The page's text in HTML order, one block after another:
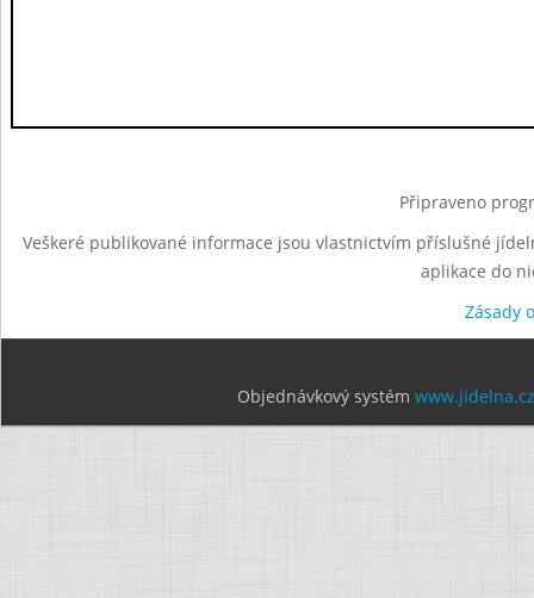
Připraveno
Veškeré publikované informace jsou vlastnictvím příslušné
aplikace do
Zásady
Objednávkový systém www.jidelna.cz